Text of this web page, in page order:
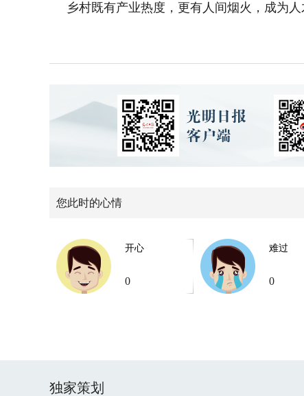
乡村既有产业热度，更有人间烟火，成为
您此时的心情
开心
0
难过
0
独家策划